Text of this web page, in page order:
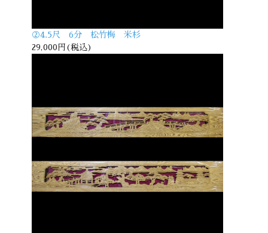
②4.5尺 6分 松竹梅 米杉
29,000円(税込)